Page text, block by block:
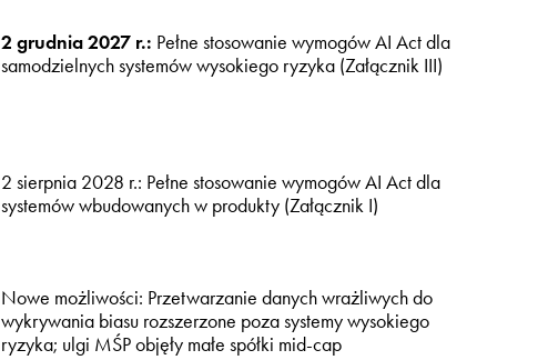
2 grudnia 2027 r.: Pełne stosowanie wymogów AI Act dla
samodzielnych systemów wysokiego ryzyka (Załącznik III)
2 sierpnia 2028 r.: Pełne stosowanie wymogów AI Act dla
systemów wbudowanych w produkty (Załącznik I)
Nowe możliwości: Przetwarzanie danych wrażliwych do
wykrywania biasu rozszerzone poza systemy wysokiego
ryzyka; ulgi MŚP objęły małe spółki mid-cap